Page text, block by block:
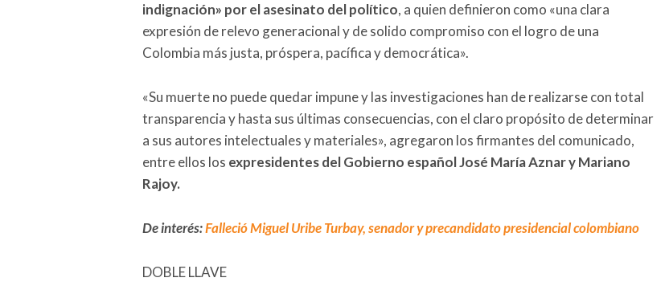
indignación» por el asesinato del político, a quien definieron como «una clara
expresión de relevo generacional y de solido compromiso con el logro de una
Colombia más justa, próspera, pacífica y democrática».
«Su muerte no puede quedar impune y las investigaciones han de realizarse con total
transparencia y hasta sus últimas consecuencias, con el claro propósito de determinar
a sus autores intelectuales y materiales», agregaron los firmantes del comunicado,
entre ellos los expresidentes del Gobierno español José María Aznar y Mariano
Rajoy.
De interés:Falleció Miguel Uribe Turbay, senador y precandidato presidencial colombiano
DOBLE LLAVE